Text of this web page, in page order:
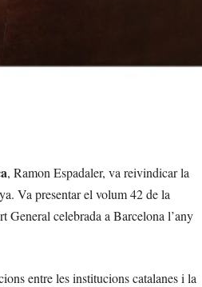
, Ramon Espadaler, va reivindicar la
Va presentar el volum 42 de la
General celebrada a Barcelona l’any
entre les institucions catalanes i la